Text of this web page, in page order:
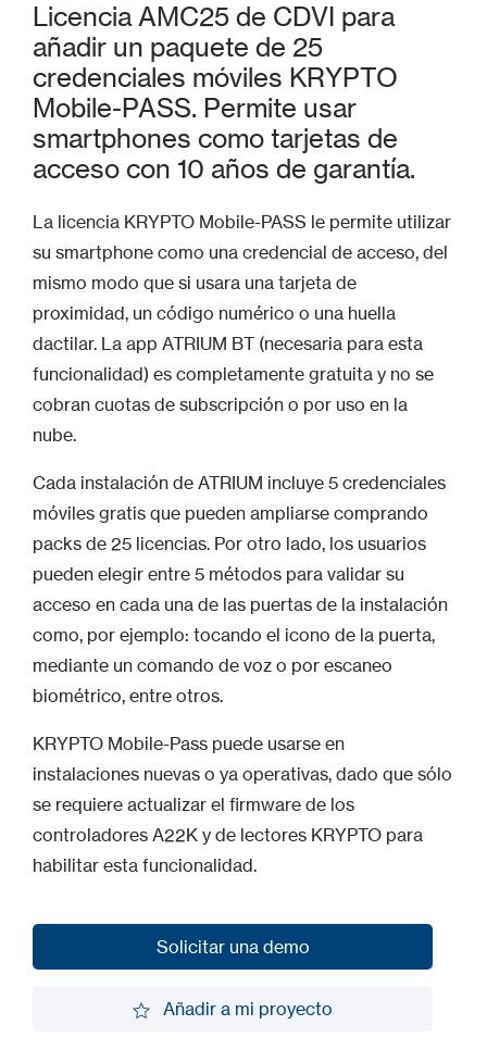
Licencia AMC25 de CDVI para
añadir un paquete de 25
credenciales móviles KRYPTO
Mobile-PASS. Permite usar
smartphones como tarjetas de
acceso con 10 años de garantía.
La licencia KRYPTO Mobile-PASS le permite utilizar
su smartphone como una credencial de acceso, del
mismo modo que si usara una tarjeta de
proximidad, un código numérico o una huella
dactilar. La app ATRIUM BT (necesaria para esta
funcionalidad) es completamente gratuita y no se
cobran cuotas de subscripción o por uso en la
nube.
Cada instalación de ATRIUM incluye 5 credenciales
móviles gratis que pueden ampliarse comprando
packs de 25 licencias. Por otro lado, los usuarios
pueden elegir entre 5 métodos para validar su
acceso en cada una de las puertas de la instalación
como, por ejemplo: tocando el icono de la puerta,
mediante un comando de voz o por escaneo
biométrico, entre otros.
KRYPTO Mobile-Pass puede usarse en
instalaciones nuevas o ya operativas, dado que sólo
se requiere actualizar el firmware de los
controladores A22K y de lectores KRYPTO para
habilitar esta funcionalidad.
Solicitar una demo
Añadir a mi proyecto